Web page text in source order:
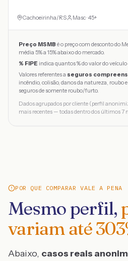
Cachoeirinha/RS Masc · 45+
Preço MSMB é o preço com desconto do
média 5% a 15% abaixo do mercado.
% FIPE indica quantos % do valor do veículo
Valores referentes a seguros
incêndio, colisão, danos da natureza, roubo
seguros de somente roubo/furto.
Dados agrupados por cliente (perfil
mais recentes — todas dentro dos últimos 7
POR QUE COMPARAR VALE A PENA
Mesmo perfil,
variam até303
Abaixo, casos reais